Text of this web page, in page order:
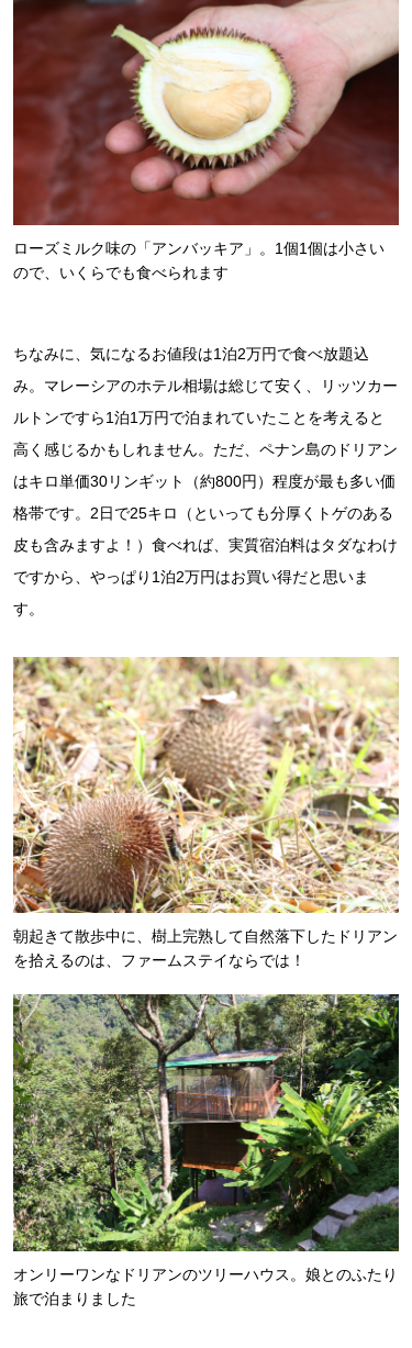
ローズミルク味の「アンバッキア」。1個1個は小さい
ので、いくらでも食べられます
ちなみに、気になるお値段は1泊2万円で食べ放題込
み。マレーシアのホテル相場は総じて安く、リッツカー
ルトンですら1泊1万円で泊まれていたことを考えると
高く感じるかもしれません。ただ、ペナン島のドリアン
はキロ単価30リンギット（約800円）程度が最も多い価
格帯です。2日で25キロ（といっても分厚くトゲのある
皮も含みますよ！）食べれば、実質宿泊料はタダなわけ
ですから、やっぱり1泊2万円はお買い得だと思いま
す。
朝起きて散歩中に、樹上完熟して自然落下したドリアン
を拾えるのは、ファームステイならでは！
オンリーワンなドリアンのツリーハウス。娘とのふたり
旅で泊まりました